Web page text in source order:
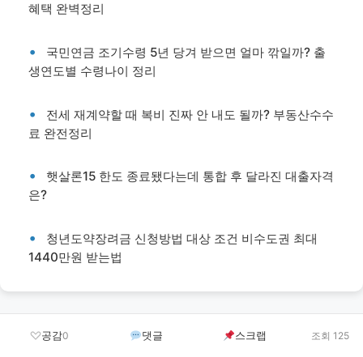
혜택 완벽정리
국민연금 조기수령 5년 당겨 받으면 얼마 깎일까? 출
생연도별 수령나이 정리
전세 재계약할 때 복비 진짜 안 내도 될까? 부동산수수
료 완전정리
햇살론15 한도 종료됐다는데 통합 후 달라진 대출자격
은?
청년도약장려금 신청방법 대상 조건 비수도권 최대
1440만원 받는법
공감0 댓글 스크랩 조회 125